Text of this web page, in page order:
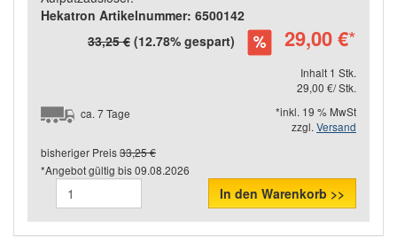
Hekatron Artikelnummer: 6500142
33,25 € (12.78% gespart) 29,00 €*
Inhalt 1 Stk.
29,00 €/ Stk.
ca. 7 Tage
*inkl. 19 % MwSt
zzgl. Versand
bisheriger Preis33,25 €
*Angebot gültig bis09.08.2026
In den Warenkorb >>